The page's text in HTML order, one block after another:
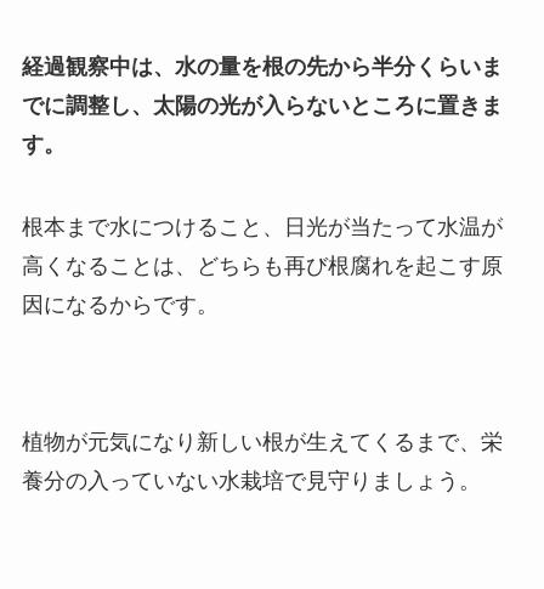
経過観察中は、水の量を根の先から半分くらいま
でに調整し、太陽の光が入らないところに置きま
す。
根本まで水につけること、日光が当たって水温が
高くなることは、どちらも再び根腐れを起こす原
因になるからです。
植物が元気になり新しい根が生えてくるまで、栄
養分の入っていない水栽培で見守りましょう。